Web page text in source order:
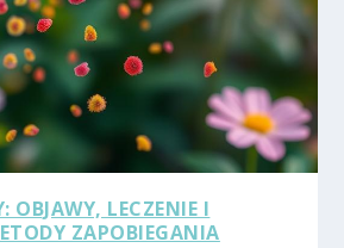
OBJAWY, LECZENIE I
ZAPOBIEGANIA